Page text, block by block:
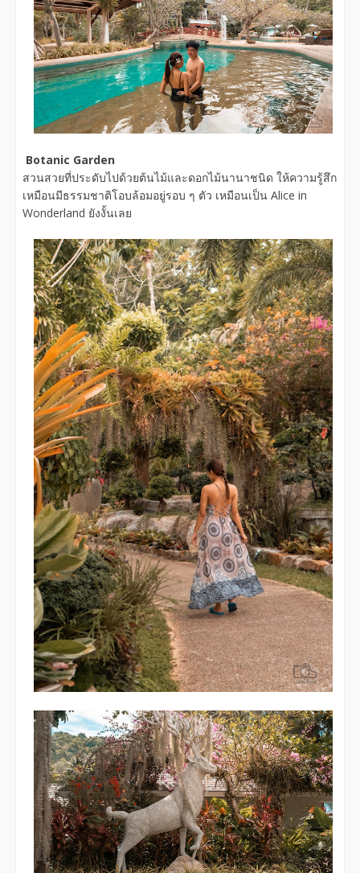
Botanic Garden
สวนสวยที่ประดับไปด้วยต้นไม้และดอกไม้นานาชนิด ให้ความรู้สึก
เหมือนมีธรรมชาติโอบล้อมอยู่รอบ ๆ ตัว เหมือนเป็น Alice in
Wonderland ยังงั้นเลย